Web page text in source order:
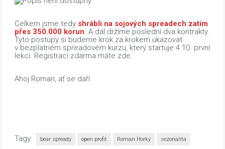
Celkem jsme tedy shrábli na sojových spreadech zatím
přes 350.000 korun. A dál držíme poslední dva kontrakty.
Tyto postupy si budeme krok za krokem ukazovat
v bezplatném spreadovém kurzu, který startuje 4.10. první
lekcí. Registraci zdarma máte zde.
Ahoj Roman, ať se daří
Tagy: bear spready open profit Roman Horký sezonalita